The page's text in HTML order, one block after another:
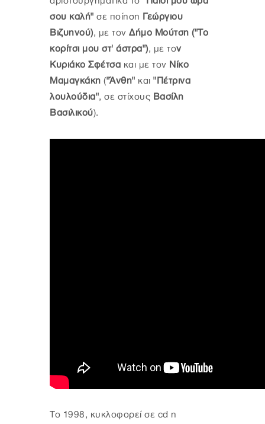
σου καλή" σε ποίηση Γεώργιου
Βιζυηνού), με τον Δήμο Μούτση ("Το
κορίτσι μου στ' άστρα"), με τον
Κυριάκο Σφέτσα και με τον Νίκο
Μαμαγκάκη ("Άνθη" και "Πέτρινα
λουλούδια", σε στίχους Βασίλη
Βασιλικού).
Το 1998, κυκλοφορεί σε cd η